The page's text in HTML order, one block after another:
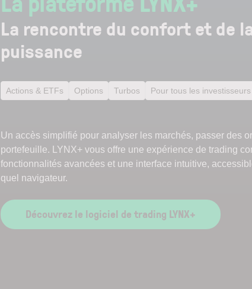
La rencontre du confort et de
puissance
Actions & ETFs Options Turbos Pour tous les investisseurs
Un accès simplifié pour analyser les marchés, passer des
portefeuille. LYNX+ vous offre une expérience de trading
fonctionnalités avancées et une interface intuitive,
quel navigateur.
Découvrez le logiciel de trading LYNX+